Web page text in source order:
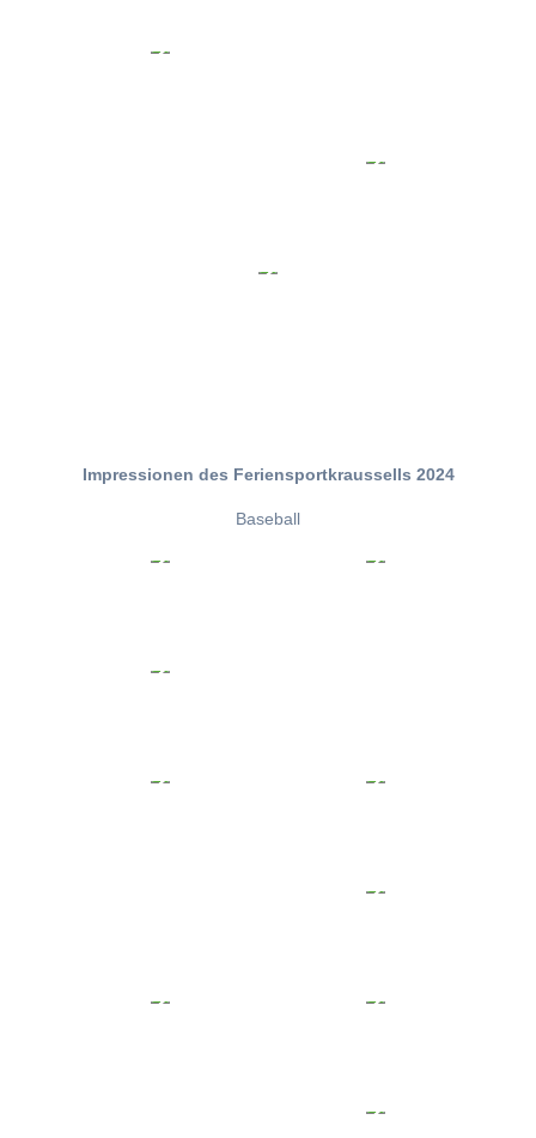
Impressionen des Feriensportkraussells 2024
Baseball